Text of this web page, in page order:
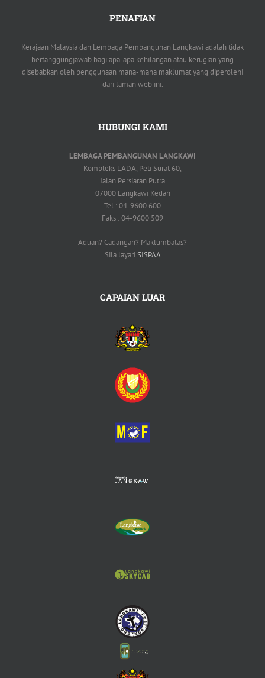
PENAFIAN
Kerajaan Malaysia dan Lembaga Pembangunan Langkawi adalah tidak
bertanggungjawab bagi apa-apa kehilangan atau kerugian yang
disebabkan oleh penggunaan mana-mana maklumat yang diperolehi
dari laman web ini.
HUBUNGI KAMI
LEMBAGA PEMBANGUNAN LANGKAWI
Kompleks LADA, Peti Surat 60,
Jalan Persiaran Putra
07000 Langkawi Kedah
Tel : 04-9600 600
Faks : 04-9600 509
Aduan? Cadangan? Maklumbalas?
Sila layari SISPAA
CAPAIAN LUAR